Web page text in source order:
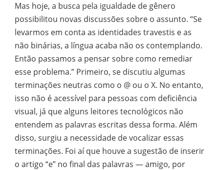
Mas hoje, a busca pela igualdade de gênero
possibilitou novas discussões sobre o assunto. “Se
levarmos em conta as identidades travestis e as
não binárias, a língua acaba não os contemplando.
Então passamos a pensar sobre como remediar
esse problema.” Primeiro, se discutiu algumas
terminações neutras como o @ ou o X. No entanto,
isso não é acessível para pessoas com deficiência
visual, já que alguns leitores tecnológicos não
entendem as palavras escritas dessa forma. Além
disso, surgiu a necessidade de vocalizar essas
terminações. Foi aí que houve a sugestão de inserir
o artigo “e” no final das palavras — amigo, por